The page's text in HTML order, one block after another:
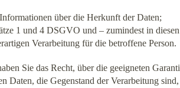
über die Herkunft der Daten;
1 und 4 DSGVO und – zumindest in
Verarbeitung für die betroffene Person.
Sie das Recht, über die geeigneten
Daten, die Gegenstand der Verarbeitung